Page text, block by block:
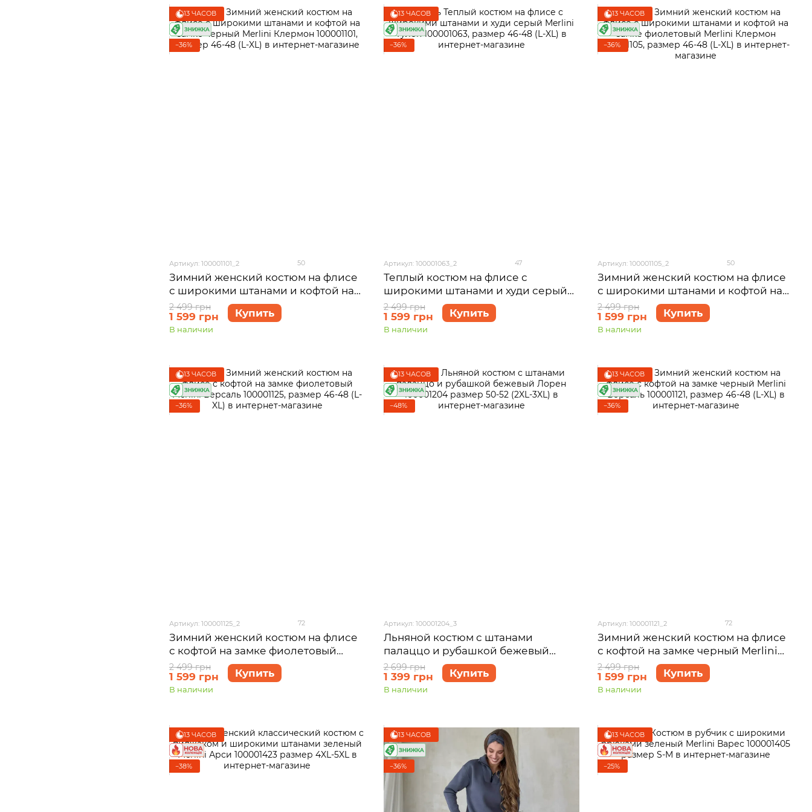
13 ЧАСОВ
−36%
Артикул: 100001101_2 50
Зимний женский костюм на флисе
с широкими штанами и кофтой на
замке черный Merlini Клермон
100001101, размер 46-48 (L-XL)
2 499 грн
1 599 грн Купить
В наличии
13 ЧАСОВ
−36%
Артикул: 100001063_2 47
Теплый костюм на флисе с
широкими штанами и худи серый
Merlini Тулон 100001063, размер 46-
48 (L-XL)
2 499 грн
1 599 грн Купить
В наличии
13 ЧАСОВ
−36%
Артикул: 100001105_2 50
Зимний женский костюм на флисе
с широкими штанами и кофтой на
замке фиолетовый Merlini Клермон
100001105, размер 46-48 (L-XL)
2 499 грн
1 599 грн Купить
В наличии
13 ЧАСОВ
−36%
Артикул: 100001125_2 72
Зимний женский костюм на флисе
с кофтой на замке фиолетовый
Merlini Версаль 100001125, размер
46-48 (L-XL)
2 499 грн
1 599 грн Купить
В наличии
13 ЧАСОВ
−48%
Артикул: 100001204_3
Льняной костюм с штанами
палаццо и рубашкой бежевый
Лорен 100001204 размер 50-52 (2XL-
3XL)
2 699 грн
1 399 грн Купить
В наличии
13 ЧАСОВ
−36%
Артикул: 100001121_2 72
Зимний женский костюм на флисе
с кофтой на замке черный Merlini
Версаль 100001121, размер 46-48 (L-
XL)
2 499 грн
1 599 грн Купить
В наличии
13 ЧАСОВ
−38%
13 ЧАСОВ
−36%
13 ЧАСОВ
−25%